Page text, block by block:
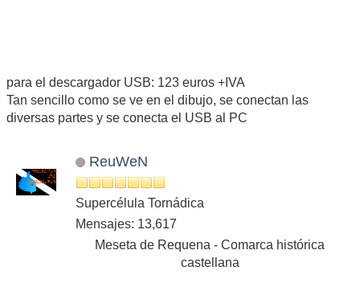
para el descargador USB: 123 euros +IVA
Tan sencillo como se ve en el dibujo, se conectan las
diversas partes y se conecta el USB al PC
ReuWeN
Supercélula Tornádica
Mensajes: 13,617
Meseta de Requena - Comarca histórica
castellana